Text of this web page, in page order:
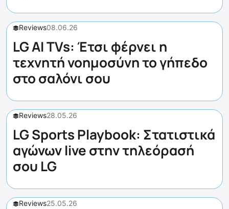
Reviews08.06.26
LG AI TVs: Έτσι φέρνει η
τεχνητή νοημοσύνη το γήπεδο
στο σαλόνι σου
Reviews28.05.26
LG Sports Playbook: Στατιστικά
αγώνων live στην τηλεόρασή
σου LG
Reviews25.05.26